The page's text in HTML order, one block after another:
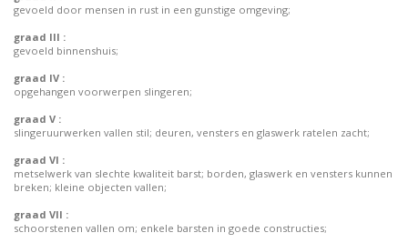
gevoeld door mensen in rust in een gunstige omgeving;
graad III :
gevoeld binnenshuis;
graad IV :
opgehangen voorwerpen slingeren;
graad V :
slingeruurwerken vallen stil; deuren, vensters en glaswerk ratelen zacht;
graad VI :
metselwerk van slechte kwaliteit barst; borden, glaswerk en vensters kunnen
breken; kleine objecten vallen;
graad VII :
schoorstenen vallen om; enkele barsten in goede constructies;